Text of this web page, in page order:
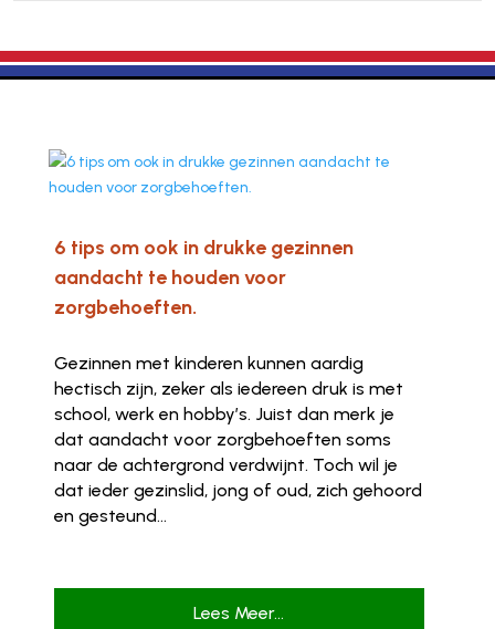
6 tips om ook in drukke gezinnen
aandacht te houden voor
zorgbehoeften.
Gezinnen met kinderen kunnen aardig
hectisch zijn, zeker als iedereen druk is met
school, werk en hobby’s. Juist dan merk je
dat aandacht voor zorgbehoeften soms
naar de achtergrond verdwijnt. Toch wil je
dat ieder gezinslid, jong of oud, zich gehoord
en gesteund...
Lees Meer...